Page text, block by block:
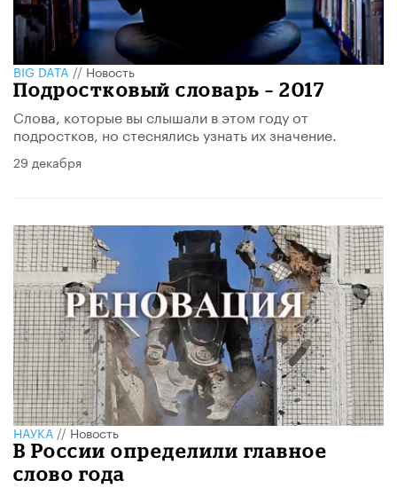
BIG DATA//Новость
Подростковый словарь – 2017
Слова, которые вы слышали в этом году от
подростков, но стеснялись узнать их значение.
29 декабря
НАУКА//Новость
В России определили главное
слово года